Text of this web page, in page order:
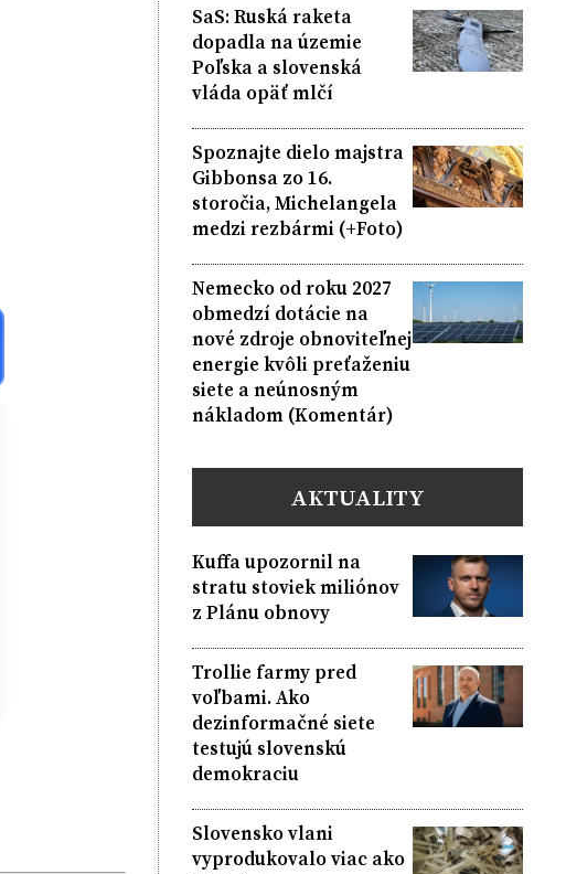
SaS: Ruská raketa
dopadla na územie
Poľska a slovenská
vláda opäť mlčí
Spoznajte dielo majstra
Gibbonsa zo 16.
storočia, Michelangela
medzi rezbármi (+Foto)
Nemecko od roku 2027
obmedzí dotácie na
nové zdroje obnoviteľnej
energie kvôli preťaženiu
siete a neúnosným
nákladom (Komentár)
AKTUALITY
Kuffa upozornil na
stratu stoviek miliónov
z Plánu obnovy
Trollie farmy pred
voľbami. Ako
dezinformačné siete
testujú slovenskú
demokraciu
Slovensko vlani
vyprodukovalo viac ako